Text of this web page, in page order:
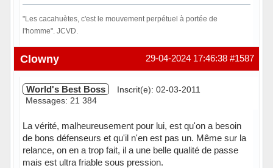
"Les cacahuètes, c'est le mouvement perpétuel à portée de
l'homme". JCVD.
Hors ligne #1587
29-04-2024 17:46:38
Clowny
World's Best Boss
Inscrit(e): 02-03-2011
Messages: 21 384
La vérité, malheureusement pour lui, est qu'on a besoin
de bons défenseurs et qu'il n'en est pas un. Même sur la
relance, on en a trop fait, il a une belle qualité de passe
mais est ultra friable sous pression.